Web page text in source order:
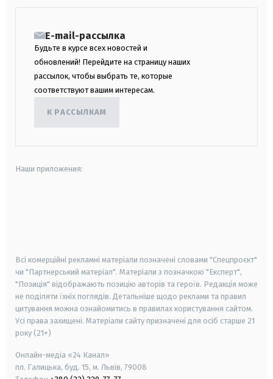
E-mail-рассылка
Будьте в курсе всех новостей и
обновлений! Перейдите на страницу наших
рассылок, чтобы выбрать те, которые
соответствуют вашим интересам.
К РАССЫЛКАМ
Наши приложения:
Всі комерційні рекламні матеріали позначені словами "Спецпроєкт"
чи "Партнерський матеріал". Матеріали з позначкою "Експерт",
"Позиція" відображають позицію авторів та героїв. Редакція може
не поділяти їхніх поглядів. Детальніше щодо реклами та правил
цитування можна ознайомитись в правилах користування сайтом.
Усі права захищені. Матеріали сайту призначені для осіб старше 21
року (21+)
Онлайн-медіа «24 Канал»
пл. Галицька, буд. 15, м. Львів, 79008